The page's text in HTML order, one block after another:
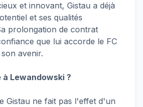
et innovant, Gistau a déjà
et ses qualités
prolongation de contrat
que lui accorde le FC
avenir.
Lewandowski ?
Gistau ne fait pas l'effet d'un